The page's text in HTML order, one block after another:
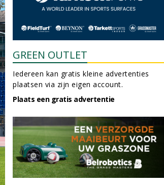
GREEN OUTLET
Iedereen kan gratis kleine advertenties
plaatsen via zijn eigen account.
Plaats een gratis advertentie